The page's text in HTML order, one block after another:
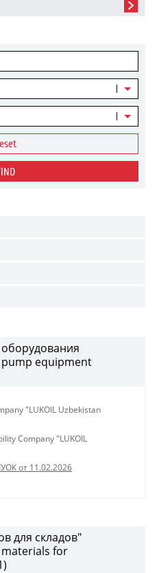
pump equipment
"LUKOIL Uzbekistan
Company "LUKOIL
от 11.02.2026
для складов"
materials for